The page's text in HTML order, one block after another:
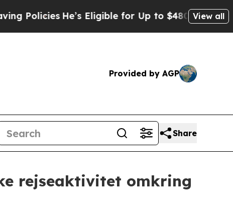
He’s Eligible for Up to $480,000 After Being
View all
Provided by AGP
Share
rejseaktivitet omkring